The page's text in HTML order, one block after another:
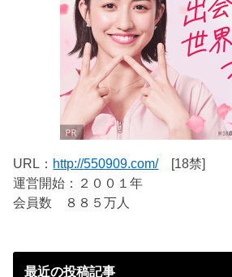
URL： http://550909.com/[18禁]
運営開始：２００１年
会員数 ８８５万人
最近の投稿記事